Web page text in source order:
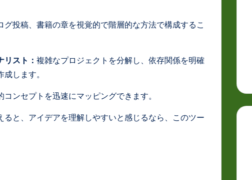
グ投稿、書籍の章を視覚的で階層的な方法で構成するこ
スト： 複雑なプロジェクトを分解し、依存関係を明確
します。
ンセプトを迅速にマッピングできます。
ると、アイデアを理解しやすいと感じるなら、このツー